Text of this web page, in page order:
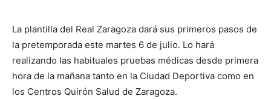
La plantilla del Real Zaragoza dará sus primeros pasos de
la pretemporada este martes 6 de julio. Lo hará
realizando las habituales pruebas médicas desde primera
hora de la mañana tanto en la Ciudad Deportiva como en
los Centros Quirón Salud de Zaragoza.